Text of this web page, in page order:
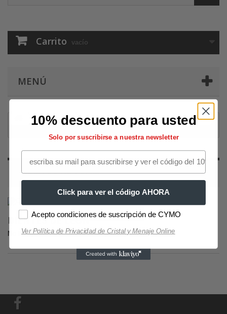
Carrito vacío
MENÚ
Decoración Fotomurales autoadhesivos
Flores
DIENTES DE LEÓN
Selección Copas de Vino y Champagne
Selección Copas
DIENTES DE LEÓN
No hay productos en esta categoría.
10% descuento para usted
Solo por suscribirse a nuestra newsletter
Click para ver el código AHORA
Acepto condiciones de suscripción de CYMO
Ver Política de Privacidad de Cristal y Menaje Online